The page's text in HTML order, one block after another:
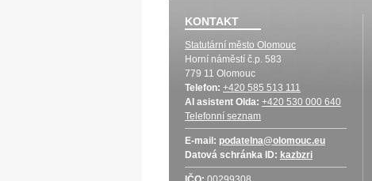
KONTAKT
Statutární město Olomouc
Horní náměstí č.p. 583
779 11 Olomouc
Telefon: +420 585 513 111
AI asistent Olda: +420 530 000 640
Telefonní seznam
E-mail: podatelna@olomouc.eu
Datová schránka ID: kazbzri